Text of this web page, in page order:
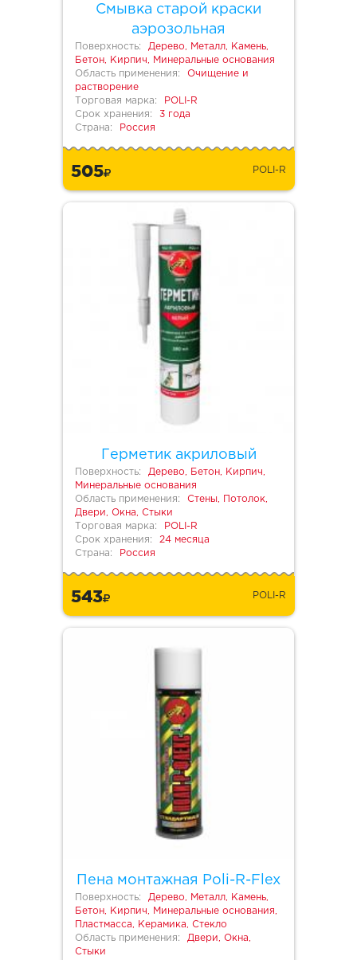
Смывка старой краски
аэрозольная
Поверхность:
Дерево, Металл, Камень,
Бетон, Кирпич, Минеральные основания
Область применения:
Очищение и
растворение
Торговая марка:
POLI-R
Срок хранения:
3 года
Страна:
Россия
505 POLI-R
Герметик акриловый
Поверхность:
Дерево, Бетон, Кирпич,
Минеральные основания
Область применения:
Стены, Потолок,
Двери, Окна, Стыки
Торговая марка:
POLI-R
Срок хранения:
24 месяца
Страна:
Россия
543 POLI-R
Пена монтажная Poli-R-Flex
Поверхность:
Дерево, Металл, Камень,
Бетон, Кирпич, Минеральные основания,
Пластмасса, Керамика, Стекло
Область применения:
Двери, Окна,
Стыки